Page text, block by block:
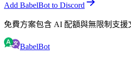
Add BabelBot to Discord
免費方案包含 AI 配額與無限制支援
BabelBot